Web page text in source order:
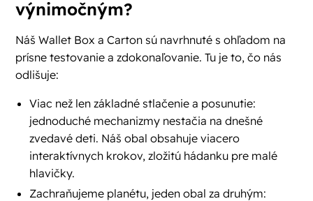
výnimočným?
Náš Wallet Box a Carton sú navrhnuté s ohľadom na
prísne testovanie a zdokonaľovanie. Tu je to, čo nás
odlišuje:
Viac než len základné stlačenie a posunutie:
jednoduché mechanizmy nestačia na dnešné
zvedavé deti. Náš obal obsahuje viacero
interaktívnych krokov, zložitú hádanku pre malé
hlavičky.
Zachraňujeme planétu, jeden obal za druhým: